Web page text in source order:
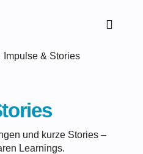

Impulse & Stories
und kurze Stories –
Learnings.